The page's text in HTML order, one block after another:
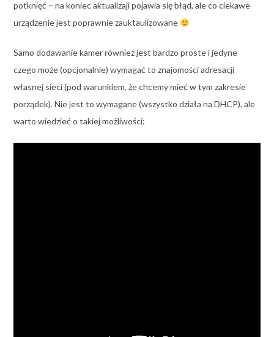
potknięć – na koniec aktualizaji pojawia się błąd, ale co ciekawe
urządzenie jest poprawnie zauktaulizowane
Samo dodawanie kamer również jest bardzo proste i jedyne
czego może (opcjonalnie) wymagać to znajomości adresacji
własnej sieci (pod warunkiem, że chcemy mieć w tym zakresie
porządek). Nie jest to wymagane (wszystko działa na DHCP), ale
warto wiedzieć o takiej możliwości: